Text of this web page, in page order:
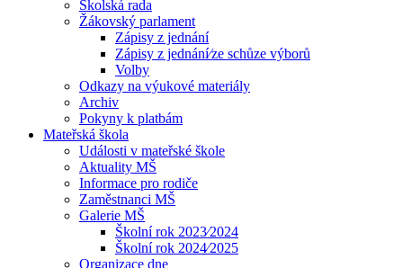
Školská rada
Žákovský parlament
Zápisy z jednání
Zápisy z jednání⁄ze schůze výborů
Volby
Odkazy na výukové materiály
Archiv
Pokyny k platbám
Mateřská škola
Události v mateřské škole
Aktuality MŠ
Informace pro rodiče
Zaměstnanci MŠ
Galerie MŠ
Školní rok 2023⁄2024
Školní rok 2024⁄2025
Organizace dne